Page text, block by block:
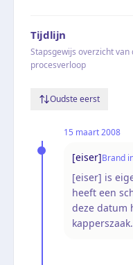
Tijdlijn
Stapsgewijs overzicht
procesverloop
Oudste eerst
15 maart 2008
[eiser]Brand
[eiser] is
heeft een
deze datum
kapperszaak.